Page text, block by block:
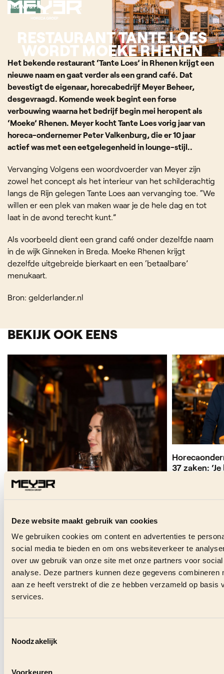
Deze website maakt gebruik van cookies
We gebruiken cookies om content en advertenties te
social media te bieden en om ons websiteverkeer te
over uw gebruik van onze site met onze partners voor
analyse. Deze partners kunnen deze gegevens combineren
aan ze heeft verstrekt of die ze hebben verzameld op basis
services.
Noodzakelijk
Voorkeuren
NIEUWS & PR
RESTAURANT TANTE LOES
WORDT MOEKE RHENEN
Het bekende restaurant ‘Tante Loes’ in Rhenen krijgt een
nieuwe naam en gaat verder als een grand café. Dat
bevestigt de eigenaar, horecabedrijf Meyer Beheer,
desgevraagd. Komende week begint een forse
verbouwing waarna het bedrijf begin mei heropent als
‘Moeke’ Rhenen. Meyer kocht Tante Loes vorig jaar van
horeca-ondernemer Peter Valkenburg, die er 10 jaar
actief was met een eetgelegenheid in lounge-stijl..
Vervanging Volgens een woordvoerder van Meyer zijn
zowel het concept als het interieur van het schilderachtig
langs de Rijn gelegen Tante Loes aan vervanging toe. “We
willen er een plek van maken waar je de hele dag en tot
laat in de avond terecht kunt.”
Als voorbeeld dient een grand café onder dezelfde naam
in de wijk Ginneken in Breda. Moeke Rhenen krijgt
dezelfde uitgebreide bierkaart en een ‘betaalbare’
menukaart.
Bron: gelderlander.nl
BEKIJK OOK EENS
Groningen
37 zaken: